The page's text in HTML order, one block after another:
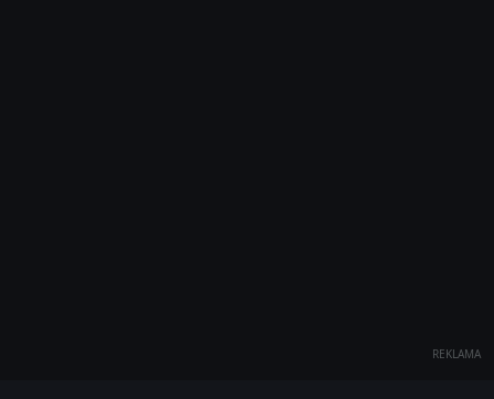
REKLAMA